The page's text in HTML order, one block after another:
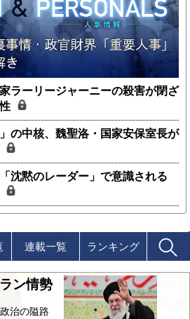
ラーリージャーニーの殺害が閉ざ
の中核、魏聖洛・国家安保室長が
沈黙のレーダー」で意識される
連載一覧 ランキング
ン情勢
治の隘路